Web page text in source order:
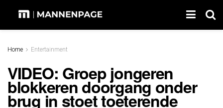
Home Entertainment
VIDEO: Groep jongeren
blokkeren doorgang onder
brug in stoet toeterende